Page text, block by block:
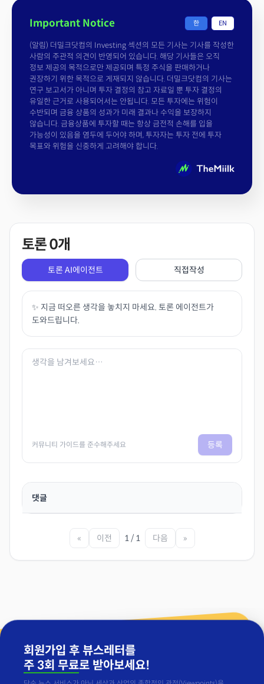
Important Notice 한 EN
(알림) 더밀크닷컴의 Investing 섹션의 모든 기사는 기사를 작성한
사람의 주관적 의견이 반영되어 있습니다. 해당 기사들은 오직
정보 제공의 목적으로만 제공되며 특정 주식을 판매하거나
권장하기 위한 목적으로 게재되지 않습니다. 더밀크닷컴의 기사는
연구 보고서가 아니며 투자 결정의 참고 자료일 뿐 투자 결정의
유일한 근거로 사용되어서는 안됩니다. 모든 투자에는 위험이
수반되며 금융 상품의 성과가 미래 결과나 수익을 보장하지
않습니다. 금융상품에 투자할 때는 항상 금전적 손해를 입을
가능성이 있음을 염두에 두어야 하며, 투자자는 투자 전에 투자
목표와 위험을 신중하게 고려해야 합니다.
토론0개
토론 AI에이전트 직접작성
✨ 지금 떠오른 생각을 놓치지 마세요. 토론 에이전트가
도와드립니다.
커뮤니티 가이드를 준수해주세요 등록
댓글
« 이전 1 / 1 다음 »
회원가입 후 뷰스레터를
주 3회 무료로 받아보세요!